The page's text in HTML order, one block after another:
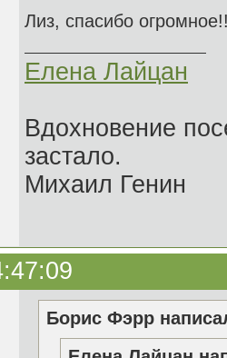
Лиз, спасибо
Елена Лайцан
Вдохновение
застало.
Михаил Генин
Борис Фэрр